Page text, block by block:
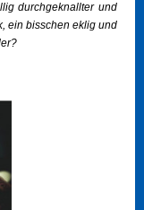
durchgeknallter und
ein bisschen eklig und